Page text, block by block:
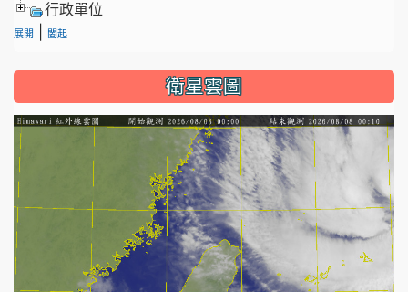
行政單位
展開 闔起
衛星雲圖